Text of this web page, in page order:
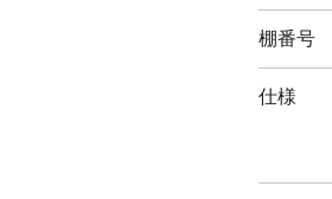
棚番号
仕様